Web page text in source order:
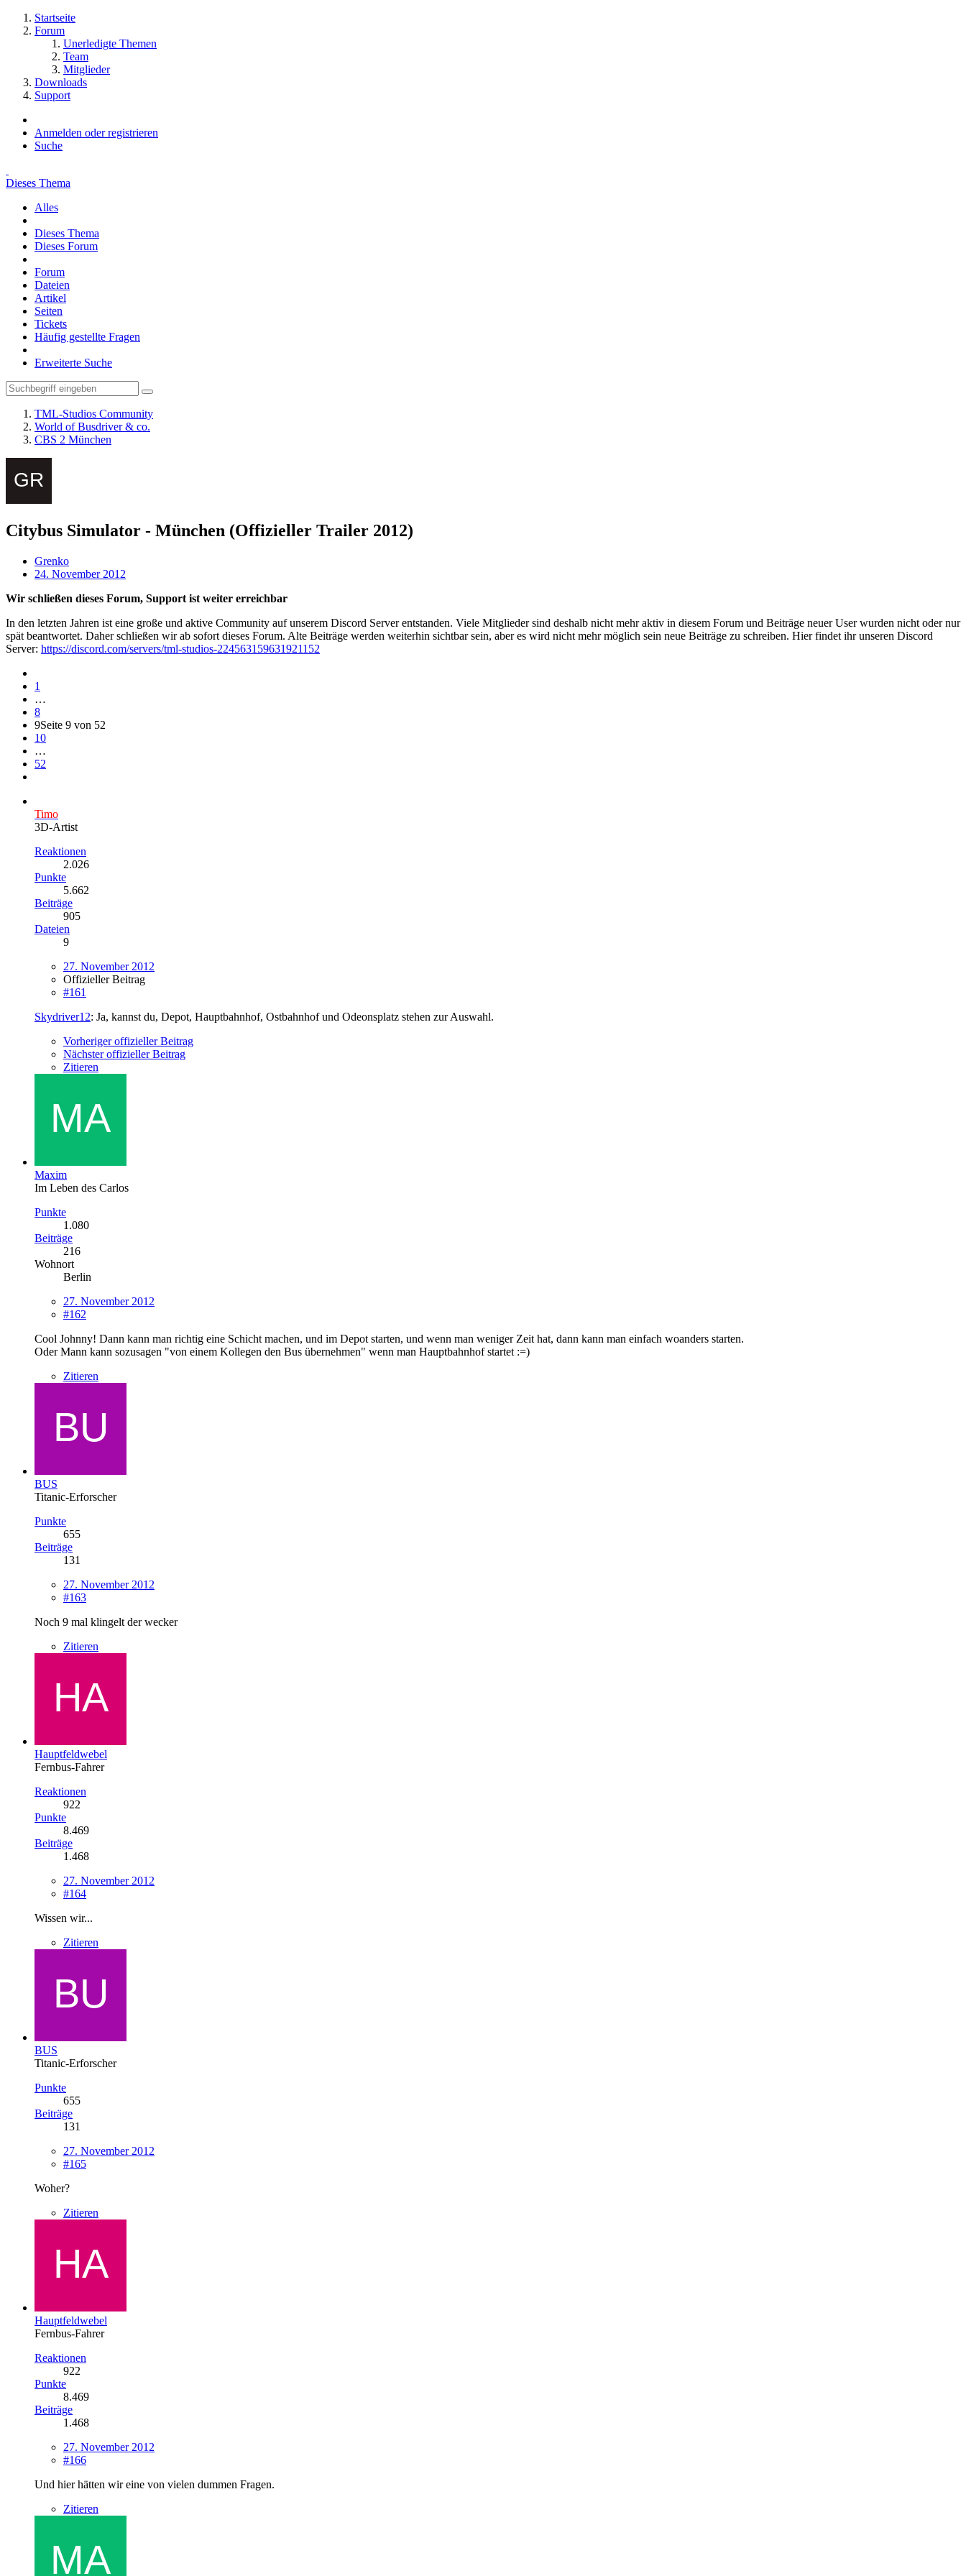
Startseite
Forum
Unerledigte Themen
Team
Mitglieder
Downloads
Support
Anmelden oder registrieren
Suche
Dieses Thema
Alles
Dieses Thema
Dieses Forum
Forum
Dateien
Artikel
Seiten
Tickets
Häufig gestellte Fragen
Erweiterte Suche
TML-Studios Community
World of Busdriver & co.
CBS 2 München
Citybus Simulator - München (Offizieller Trailer 2012)
Grenko
24. November 2012
Wir schließen dieses Forum, Support ist weiter erreichbar
In den letzten Jahren ist eine große und aktive Community auf unserem Discord Server entstanden. Viele Mitglieder sind deshalb nicht mehr aktiv in diesem Forum und Beiträge neuer User wurden nicht oder nur
spät beantwortet. Daher schließen wir ab sofort dieses Forum. Alte Beiträge werden weiterhin sichtbar sein, aber es wird nicht mehr möglich sein neue Beiträge zu schreiben. Hier findet ihr unseren Discord
Server: https://discord.com/servers/tml-studios-224563159631921152
1
…
8
9Seite 9 von 52
10
…
52
Timo
3D-Artist
Reaktionen
2.026
Punkte
5.662
Beiträge
905
Dateien
9
27. November 2012
Offizieller Beitrag
#161
Skydriver12: Ja, kannst du, Depot, Hauptbahnhof, Ostbahnhof und Odeonsplatz stehen zur Auswahl.
Vorheriger offizieller Beitrag
Nächster offizieller Beitrag
Zitieren
Maxim
Im Leben des Carlos
Punkte
1.080
Beiträge
216
Wohnort
Berlin
27. November 2012
#162
Cool Johnny! Dann kann man richtig eine Schicht machen, und im Depot starten, und wenn man weniger Zeit hat, dann kann man einfach woanders starten.
Oder Mann kann sozusagen "von einem Kollegen den Bus übernehmen" wenn man Hauptbahnhof startet :=)
Zitieren
BUS
Titanic-Erforscher
Punkte
655
Beiträge
131
27. November 2012
#163
Noch 9 mal klingelt der wecker
Zitieren
Hauptfeldwebel
Fernbus-Fahrer
Reaktionen
922
Punkte
8.469
Beiträge
1.468
27. November 2012
#164
Wissen wir...
Zitieren
BUS
Titanic-Erforscher
Punkte
655
Beiträge
131
27. November 2012
#165
Woher?
Zitieren
Hauptfeldwebel
Fernbus-Fahrer
Reaktionen
922
Punkte
8.469
Beiträge
1.468
27. November 2012
#166
Und hier hätten wir eine von vielen dummen Fragen.
Zitieren